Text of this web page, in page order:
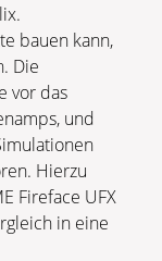
bauen kann,
Die
vor das
und
Hierzu
Fireface UFX
in eine